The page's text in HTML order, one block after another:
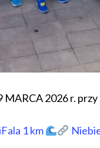
MARCA 2026 r.
1 km